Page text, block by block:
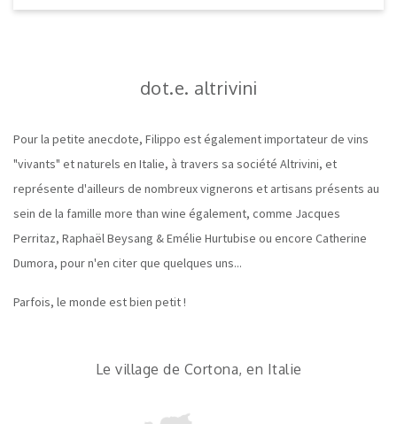
dot.e. altrivini
Pour la petite anecdote, Filippo est également importateur de vins
"vivants" et naturels en Italie, à travers sa société Altrivini, et
représente d'ailleurs de nombreux vignerons et artisans présents au
sein de la famille more than wine également, comme Jacques
Perritaz, Raphaël Beysang & Emélie Hurtubise ou encore Catherine
Dumora, pour n'en citer que quelques uns...
Parfois, le monde est bien petit !
Le village de Cortona, en Italie